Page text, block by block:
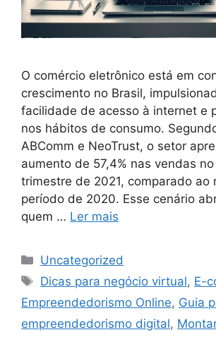
O comércio eletrônico está em
crescimento no Brasil,
facilidade de acesso à internet e
nos hábitos de consumo.
ABComm e NeoTrust, o setor
aumento de 57,4% nas vendas
trimestre de 2021, comparado ao
período de 2020. Esse cenário
quem … Ler mais
Categorias
Uncategorized
Tags
Dicas para negócio virtual, E-
Empreendedorismo Online, Guia
empreendedorismo digital,